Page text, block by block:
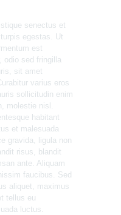
senectus et
egestas. Ut
est
odio sed fringilla
sit amet
varius eros
sollicitudin enim
molestie nisl.
habitant
et malesuada
gravida, ligula non
risus, blandit
ante. Aliquam
faucibus. Sed
aliquet, maximus
tellus eu
luctus.